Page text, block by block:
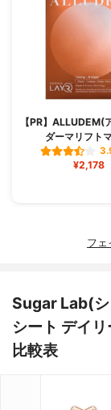
【PR】ALLUDEM(
ダーマリフト
¥2,178
フェ
Sugar Lab(シ
シート デイ
比較表